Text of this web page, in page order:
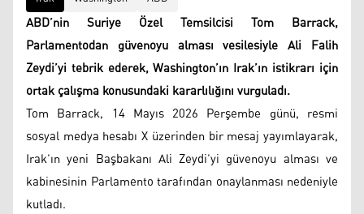
ABD’nin Suriye Özel Temsilcisi Tom Barrack,
Parlamentodan güvenoyu alması vesilesiyle Ali Falih
Zeydi’yi tebrik ederek, Washington’ın Irak’ın istikrarı için
ortak çalışma konusundaki kararlılığını vurguladı.
Tom Barrack, 14 Mayıs 2026 Perşembe günü, resmi
sosyal medya hesabı X üzerinden bir mesaj yayımlayarak,
Irak’ın yeni Başbakanı Ali Zeydi’yi güvenoyu alması ve
kabinesinin Parlamento tarafından onaylanması nedeniyle
kutladı.